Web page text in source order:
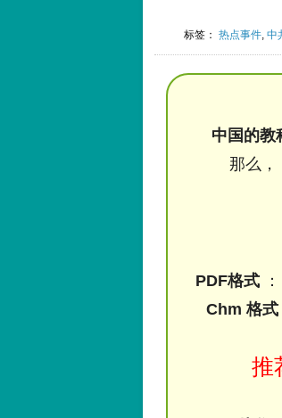
标签：热点事件 ,中
中国的教
那么，
PDF格式 ：
Chm 格式
推